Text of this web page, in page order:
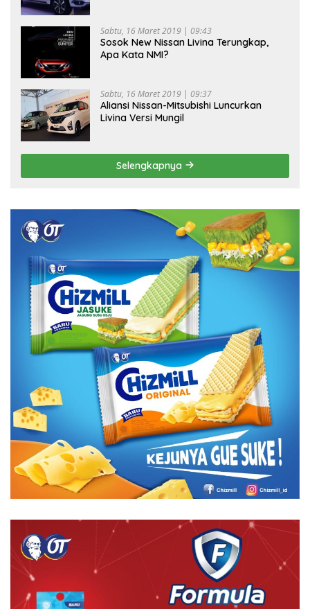
Sabtu, 16 Maret 2019 | 09:43
Sosok New Nissan Livina Terungkap,
Apa Kata NMI?
Sabtu, 16 Maret 2019 | 09:37
Aliansi Nissan-Mitsubishi Luncurkan
Livina Versi Mungil
Selengkapnya